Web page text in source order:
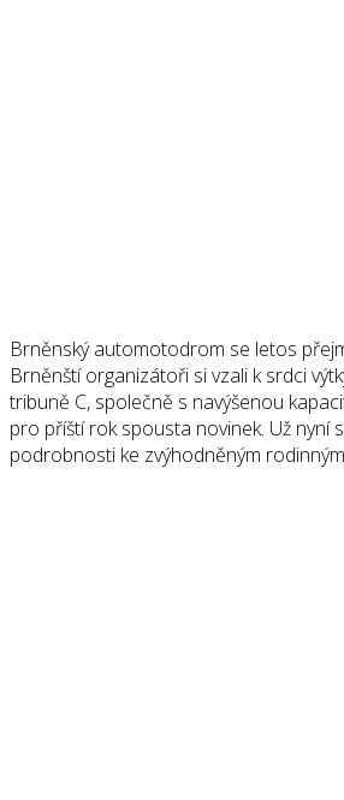
Brněnský automotodrom se letos
Brněnští organizátoři si vzali k srdci
tribuně C, společně s navýšenou
pro příští rok spousta novinek. Už nyní
podrobnosti ke zvýhodněným